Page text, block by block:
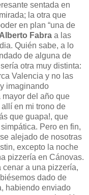
sentada en
la otra que
en plan “una de
Alberto Fabra a las
Quién sabe, a lo
de alguna de
otra muy distinta:
Valencia y no las
imaginando
del año que
en mi trono de
que guapa!, que
Pero en fin,
alejado de nosotras
excepto la noche
pizzería en Cánovas.
cenar a una pizzería,
dado de
habiendo enviado